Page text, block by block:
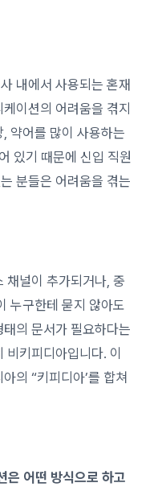
내에서 사용되는 혼재
이션의 어려움을 겪지
약어를 많이 사용하는
있기 때문에 신입 직원
분들은 어려움을 겪는
채널이 추가되거나, 중
누구한테 묻지 않아도
의 문서가 필요하다는
키피디아입니다. 이
의 “키피디아’를 합쳐
은 어떤 방식으로 하고